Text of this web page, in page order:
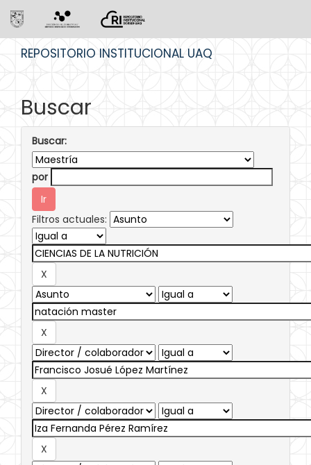
REPOSITORIO INSTITUCIONAL UAQ
Buscar
Buscar:
por
Filtros actuales: